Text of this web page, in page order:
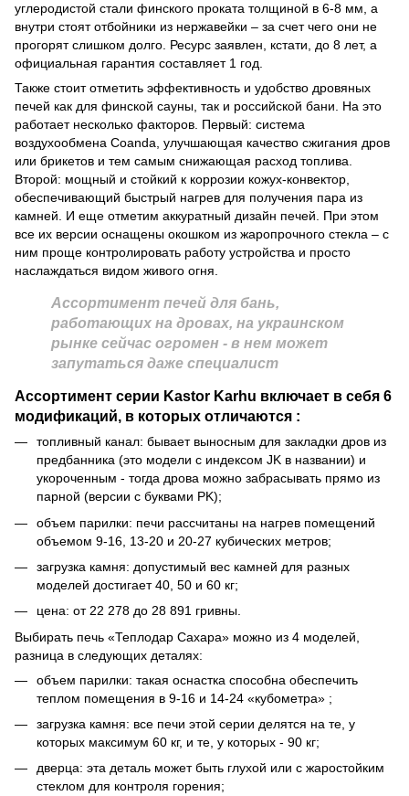
углеродистой стали финского проката толщиной в 6-8 мм, а
внутри стоят отбойники из нержавейки – за счет чего они не
прогорят слишком долго. Ресурс заявлен, кстати, до 8 лет, а
официальная гарантия составляет 1 год.
Также стоит отметить эффективность и удобство дровяных
печей как для финской сауны, так и российской бани. На это
работает несколько факторов. Первый: система
воздухообмена Coanda, улучшающая качество сжигания дров
или брикетов и тем самым снижающая расход топлива.
Второй: мощный и стойкий к коррозии кожух-конвектор,
обеспечивающий быстрый нагрев для получения пара из
камней. И еще отметим аккуратный дизайн печей. При этом
все их версии оснащены окошком из жаропрочного стекла – с
ним проще контролировать работу устройства и просто
наслаждаться видом живого огня.
Ассортимент печей для бань,
работающих на дровах, на украинском
рынке сейчас огромен - в нем может
запутаться даже специалист
Ассортимент серии Kastor Karhu включает в себя 6
модификаций, в которых отличаются :
топливный канал: бывает выносным для закладки дров из
предбанника (это модели с индексом JK в названии) и
укороченным - тогда дрова можно забрасывать прямо из
парной (версии с буквами PK);
объем парилки: печи рассчитаны на нагрев помещений
объемом 9-16, 13-20 и 20-27 кубических метров;
загрузка камня: допустимый вес камней для разных
моделей достигает 40, 50 и 60 кг;
цена: от 22 278 до 28 891 гривны.
Выбирать печь «Теплодар Сахара» можно из 4 моделей,
разница в следующих деталях:
объем парилки: такая оснастка способна обеспечить
теплом помещения в 9-16 и 14-24 «кубометра» ;
загрузка камня: все печи этой серии делятся на те, у
которых максимум 60 кг, и те, у которых - 90 кг;
дверца: эта деталь может быть глухой или с жаростойким
стеклом для контроля горения;